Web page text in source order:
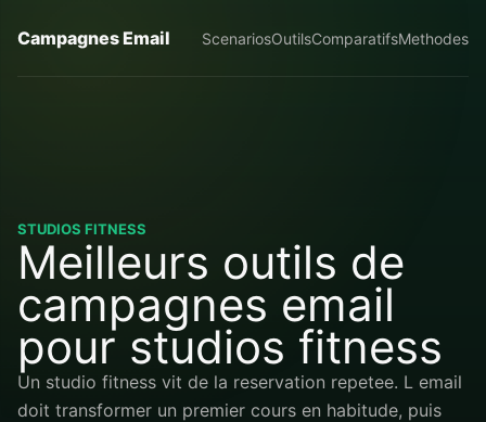
Campagnes Email ScenariosOutilsComparatifsMethodes
STUDIOS FITNESS
Meilleurs outils de
campagnes email
pour studios fitness
Un studio fitness vit de la reservation repetee. L email
doit transformer un premier cours en habitude, puis